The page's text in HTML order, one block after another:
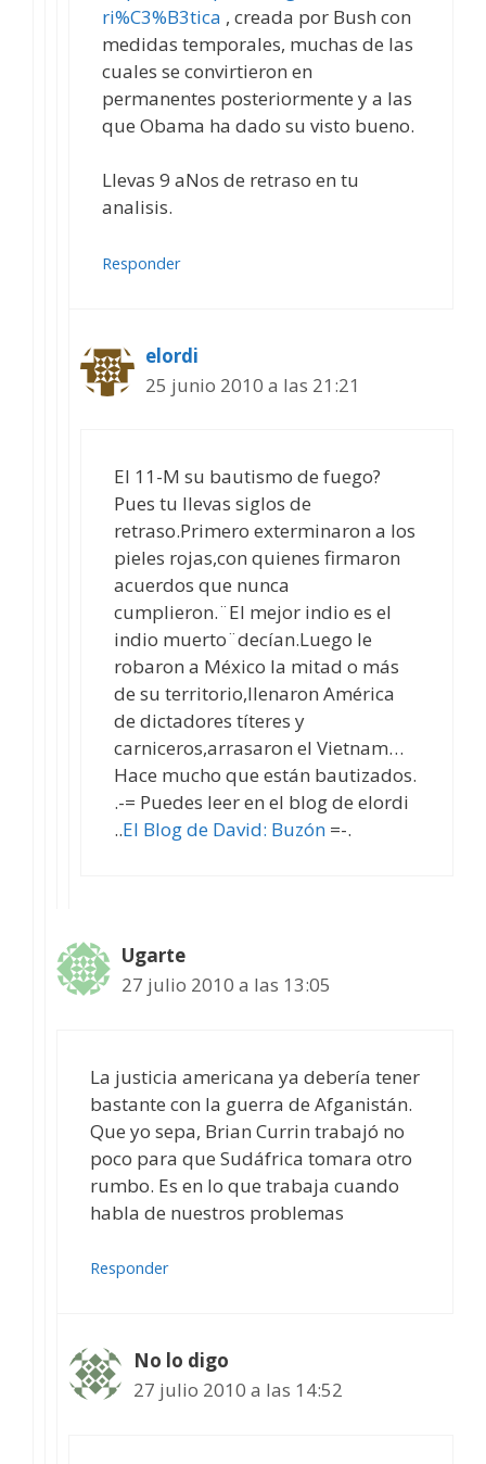
ri%C3%B3tica , creada por Bush con
medidas temporales, muchas de las
cuales se convirtieron en
permanentes posteriormente y a las
que Obama ha dado su visto bueno.
Llevas 9 aNos de retraso en tu
analisis.
Responder
elordi
25 junio 2010 a las 21:21
El 11-M su bautismo de fuego?
Pues tu llevas siglos de
retraso.Primero exterminaron a los
pieles rojas,con quienes firmaron
acuerdos que nunca
cumplieron.¨El mejor indio es el
indio muerto¨decían.Luego le
robaron a México la mitad o más
de su territorio,llenaron América
de dictadores títeres y
carniceros,arrasaron el Vietnam…
Hace mucho que están bautizados.
.-= Puedes leer en el blog de elordi
..El Blog de David: Buzón =-.
Ugarte
27 julio 2010 a las 13:05
La justicia americana ya debería tener
bastante con la guerra de Afganistán.
Que yo sepa, Brian Currin trabajó no
poco para que Sudáfrica tomara otro
rumbo. Es en lo que trabaja cuando
habla de nuestros problemas
Responder
No lo digo
27 julio 2010 a las 14:52